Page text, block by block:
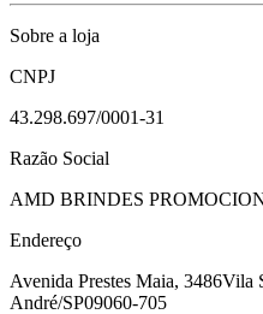
Sobre a loja
CNPJ
43.298.697/0001-31
Razão Social
AMD BRINDES
Endereço
Avenida Prestes Maia, 3486Vila
André/SP09060-705